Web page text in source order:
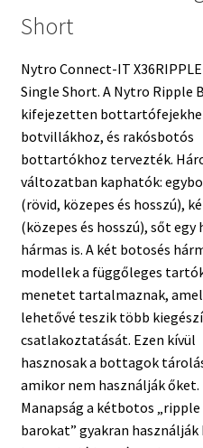
Short
Nytro Connect-IT
Single Short. A Nytro Ripple
kifejezetten
botvillákhoz, és rakósbotós
bottartókhoz tervezték.
változatban kaphatók:
(rövid, közepes és hosszú),
(közepes és hosszú), sőt egy
hármas is. A két botosés
modellek a függőleges
menetet tartalmaznak,
lehetővé teszik több
csatlakoztatását. Ezen kívül
hasznosak a bottagok
amikor nem használják őket.
Manapság a kétbotos „ripple
barokat” gyakran használják